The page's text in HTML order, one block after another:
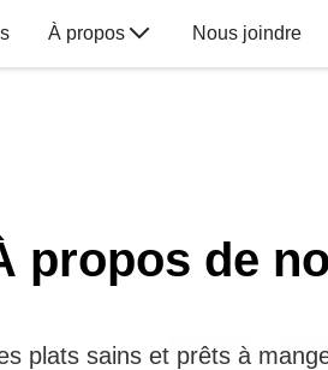
À propos Nous joindre
propos de
plats sains et prêts à